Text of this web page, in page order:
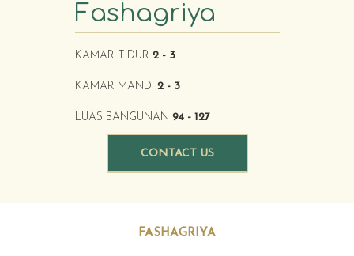
Fashagriya
KAMAR TIDUR 2 - 3
KAMAR MANDI 2 - 3
LUAS BANGUNAN 94 - 127
CONTACT US
FASHAGRIYA